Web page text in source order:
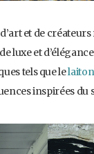
et de
luxe et
tels que lelaiton
inspirées du